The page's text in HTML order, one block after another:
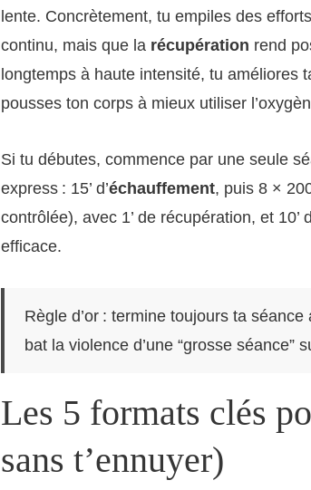
lente. Concrètement, tu empiles des
continu, mais que la récupération rend
longtemps à haute intensité, tu améliores
pousses ton corps à mieux utiliser
Si tu débutes, commence par une seule
express : 15’ d’échauffement, puis 8 ×
contrôlée), avec 1’ de récupération, et 10’
efficace.
Règle d’or : termine toujours ta
bat la violence d’une “grosse séance”
Les 5 formats clés
sans t’ennuyer)